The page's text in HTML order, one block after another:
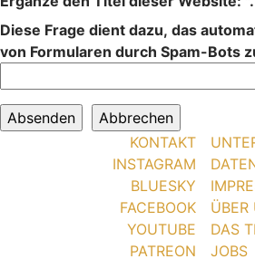
Diese Frage dient dazu, das
von Formularen durch Spam-Bots
KONTAKT
INSTAGRAM
BLUESKY
FACEBOOK
YOUTUBE
PATREON
ÜBER
DAS
JOBS